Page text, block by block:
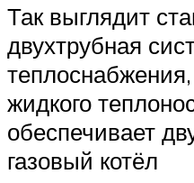
Так выглядит
двухтрубная
жидкого
обеспечивает
газовый котёл